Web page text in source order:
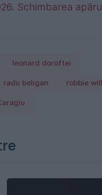
Schimbarea
leonard doroftei
radu beligan robbie